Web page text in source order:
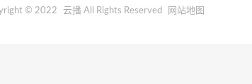
© 2022
云播 All Rights Reserved 网站地图